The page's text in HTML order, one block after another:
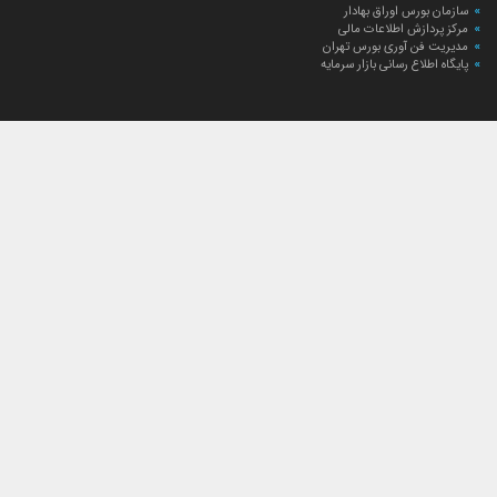
سازمان بورس اوراق بهادار
مرکز پردازش اطلاعات مالی
مدیریت فن آوری بورس تهران
پایگاه اطلاع رسانی بازار سرمایه
ارتباط با صندوق